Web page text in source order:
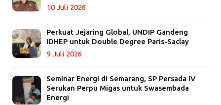
10 Juli 2026
Perkuat Jejaring Global, UNDIP Gandeng
IDHEP untuk Double Degree Paris-Saclay
9 Juli 2026
Seminar Energi di Semarang, SP Persada IV
Serukan Perpu Migas untuk Swasembada
Energi